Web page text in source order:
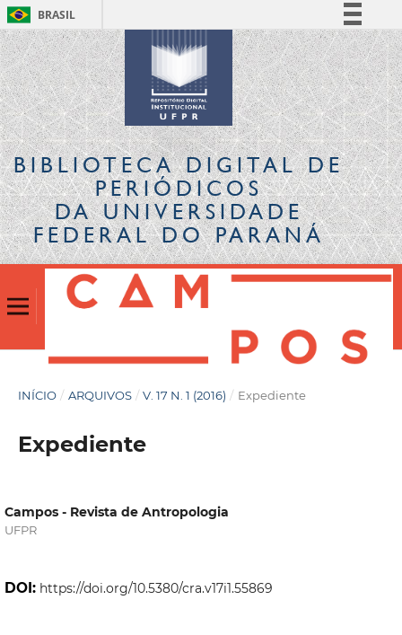
BRASIL
Simplifique!
Comunica BR
Participe
Acesso à informação
Legislação
Canais
BIBLIOTECA DIGITALDE
PERIÓDICOS
DA UNIVERSIDADE
FEDERAL DO PARANÁ
INÍCIO / ARQUIVOS / V. 17 N. 1 (2016) / Expediente
Expediente
Campos - Revista de Antropologia
UFPR
DOI: https://doi.org/10.5380/cra.v17i1.55869